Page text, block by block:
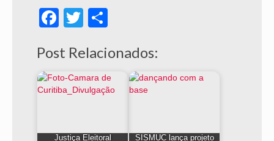
Facebook
Twitter
Post Relacionados:
Justiça Eleitoral
SISMUC lança projeto